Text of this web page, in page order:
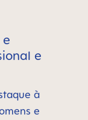
e
à
e